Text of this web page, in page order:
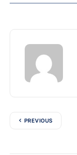
PREVIOUS